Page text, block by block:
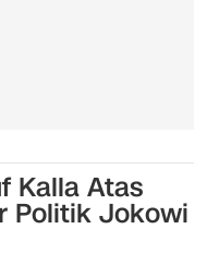
Kalla Atas
Politik Jokowi